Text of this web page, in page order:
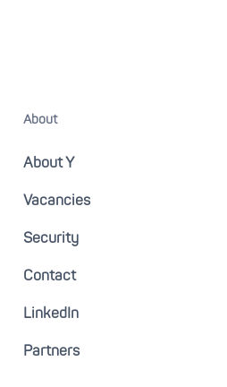
About
About Y
Vacancies
Security
Contact
LinkedIn
Partners